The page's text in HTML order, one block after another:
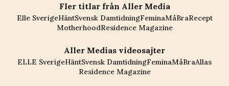
Fler titlar från Aller Media
Elle SverigeHäntSvensk DamtidningFeminaMåBraRecept
MotherhoodResidence Magazine
Aller Medias videosajter
ELLE SverigeHäntSvensk DamtidningFeminaMåBraAllas
Residence Magazine